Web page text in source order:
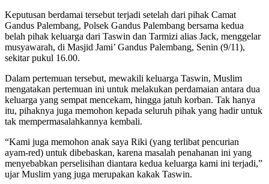
Keputusan berdamai tersebut terjadi setelah dari pihak Camat
Gandus Palembang, Polsek Gandus Palembang bersama kedua
belah pihak keluarga dari Taswin dan Tarmizi alias Jack, menggelar
musyawarah, di Masjid Jami’ Gandus Palembang, Senin (9/11),
sekitar pukul 16.00.
Dalam pertemuan tersebut, mewakili keluarga Taswin, Muslim
mengatakan pertemuan ini untuk melakukan perdamaian antara dua
keluarga yang sempat mencekam, hingga jatuh korban. Tak hanya
itu, pihaknya juga memohon kepada seluruh pihak yang hadir untuk
tak mempermasalahkannya kembali.
“Kami juga memohon anak saya Riki (yang terlibat pencurian
ayam-red) untuk dibebaskan, karena masalah penahanan ini yang
menyebabkan perselisihan diantara kedua keluarga kami ini terjadi,”
ujar Muslim yang juga merupakan kakak Taswin.